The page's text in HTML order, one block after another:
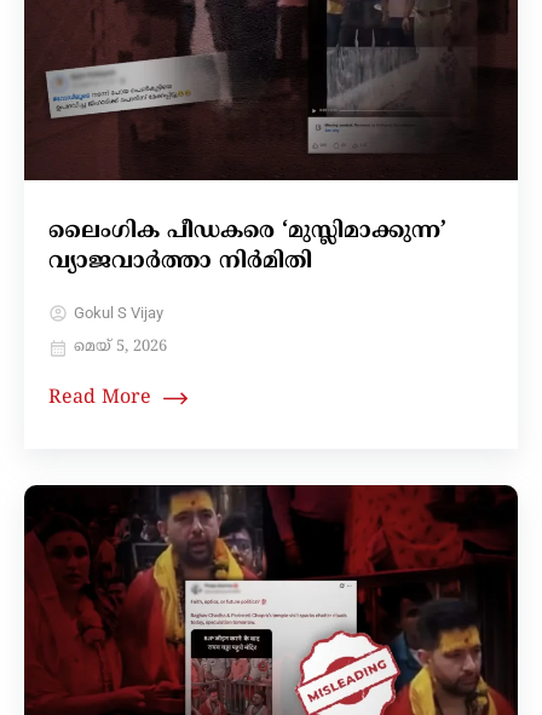
ലൈംഗിക പീഡകരെ ‘മുസ്ലിമാക്കുന്ന’
വ്യാജവാർത്താ നിർമിതി
Gokul S Vijay
മെയ്‌ 5, 2026
Read More